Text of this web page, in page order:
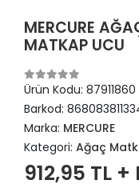
MERCURE
MATKAP UCU
Ürün Kodu: 87911860
Barkod:
Marka: MERCURE
Kategori: Ağaç
912,95 TL +